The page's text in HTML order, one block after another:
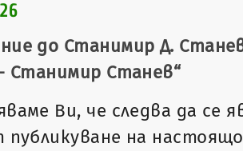
до Станимир Д.
Станимир Станев“
Ви, че следва да се
публикуване на